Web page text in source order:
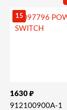
15
1630 ₽
912100900A-1